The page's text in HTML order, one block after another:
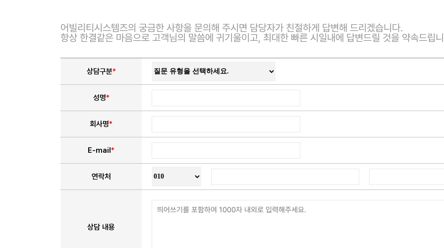
어빌리티시스템즈의 궁금한 사항을 문의해 주시면 담당자가 친절하게 답변해 드리겠습니다.
항상 한결같은 마음으로 고객님의 말씀에 귀기울이고, 최대한 빠른 시일내에 답변드릴 것을 약속드립
상담구분*
성명*
회사명*
E-mail*
연락처
상담 내용